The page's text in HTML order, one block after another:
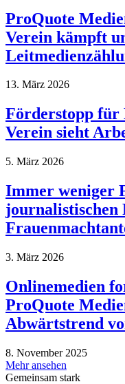
ProQuote
Verein kämpft
13. März 2026
Förderstopp für
Verein sieht
5. März 2026
Immer weniger
journalistischen
3. März 2026
Onlinemedien
ProQuote
Abwärtstrend
8. November 2025
Mehr ansehen
Gemeinsam stark